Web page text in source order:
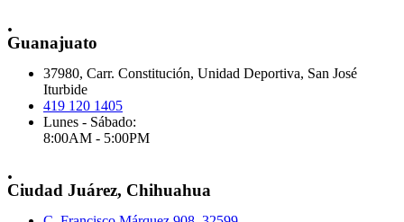
.
Guanajuato
37980, Carr. Constitución, Unidad Deportiva, San José
Iturbide
419 120 1405
Lunes - Sábado:
8:00AM - 5:00PM
.
Ciudad Juárez, Chihuahua